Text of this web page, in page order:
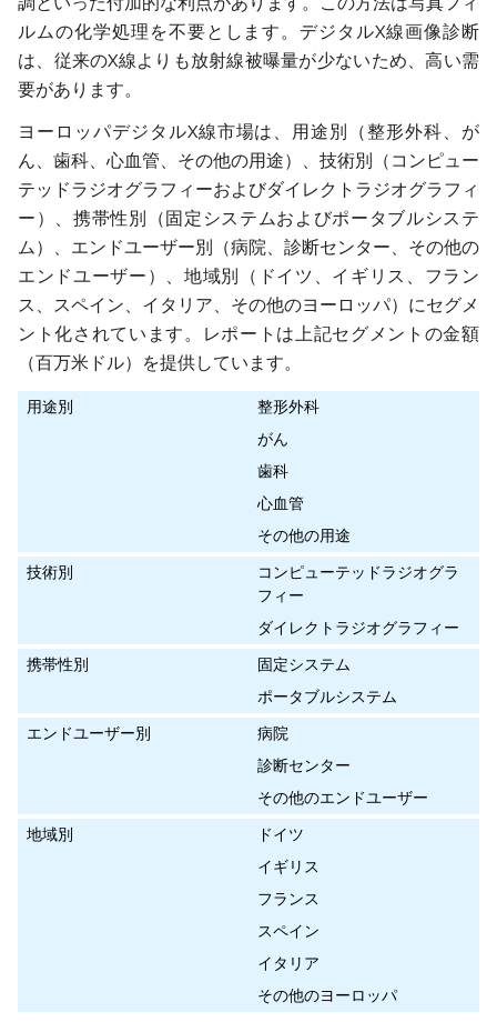
ルムの化学処理を不要とします。デジタルX線画像診断
は、従来のX線よりも放射線被曝量が少ないため、高い需
要があります。
ヨーロッパデジタルX線市場は、用途別（整形外科、が
ん、歯科、心血管、その他の用途）、技術別（コンピュー
テッドラジオグラフィーおよびダイレクトラジオグラフィ
ー）、携帯性別（固定システムおよびポータブルシステ
ム）、エンドユーザー別（病院、診断センター、その他の
エンドユーザー）、地域別（ドイツ、イギリス、フラン
ス、スペイン、イタリア、その他のヨーロッパ）にセグメ
ント化されています。レポートは上記セグメントの金額
（百万米ドル）を提供しています。
用途別
整形外科
がん
歯科
心血管
その他の用途
技術別
コンピューテッドラジオグラ
フィー
ダイレクトラジオグラフィー
携帯性別
固定システム
ポータブルシステム
エンドユーザー別
病院
診断センター
その他のエンドユーザー
地域別
ドイツ
イギリス
フランス
スペイン
イタリア
その他のヨーロッパ